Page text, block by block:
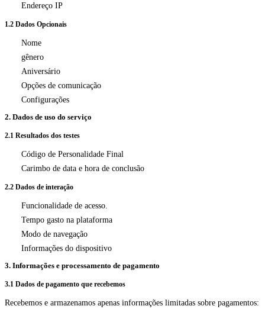
Endereço IP
1.2 Dados Opcionais
Nome
gênero
Aniversário
Opções de comunicação
Configurações
2. Dados de uso do serviço
2.1 Resultados dos testes
Código de Personalidade Final
Carimbo de data e hora de conclusão
2.2 Dados de interação
Funcionalidade de acesso.
Tempo gasto na plataforma
Modo de navegação
Informações do dispositivo
3. Informações e processamento de pagamento
3.1 Dados de pagamento que recebemos
Recebemos e armazenamos apenas informações limitadas sobre pagamentos: